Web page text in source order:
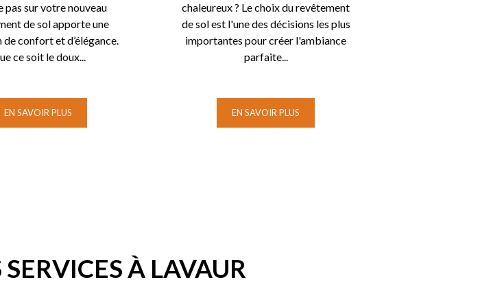
pas sur votre nouveau
de sol apporte une
de confort et d’élégance.
ce soit le doux...
EN SAVOIR PLUS
chaleureux ? Le choix du revêtement
de sol est l'une des décisions les plus
importantes pour créer l'ambiance
parfaite...
EN SAVOIR PLUS
À LAVAUR